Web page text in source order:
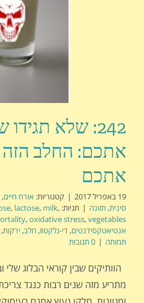
242: שלא
אתכם: החלב הזה
אתכם
19 באפריל 2017 | קטגוריות: אורח חיים,
סינית, תזונה | תגיות: , lactose, milk,
,oxidative stress,vegetables
אנטיאטקסידנטים, די-גלקטוז, חלב, ירקות,
תמותה | 0 תגובות
הוותיקים שבין קוראי הבלוג שלי
מתריע מזה שנים רבות כנגד